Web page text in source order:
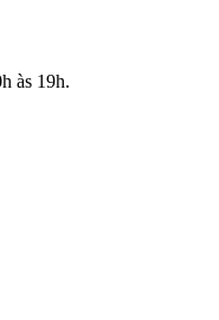
às 19h.